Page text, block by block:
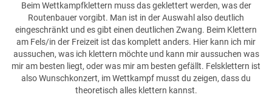
Beim Wettkampfklettern muss das geklettert werden, was der
Routenbauer vorgibt. Man ist in der Auswahl also deutlich
eingeschränkt und es gibt einen deutlichen Zwang. Beim Klettern
am Fels/in der Freizeit ist das komplett anders. Hier kann ich mir
aussuchen, was ich klettern möchte und kann mir aussuchen was
mir am besten liegt, oder was mir am besten gefällt. Felsklettern ist
also Wunschkonzert, im Wettkampf musst du zeigen, dass du
theoretisch alles klettern kannst.